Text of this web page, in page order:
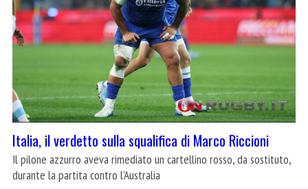
Italia, il verdetto sulla squalifica di Marco Riccioni
Il pilone azzurro aveva rimediato un cartellino rosso, da sostituto,
durante la partita contro l'Australia